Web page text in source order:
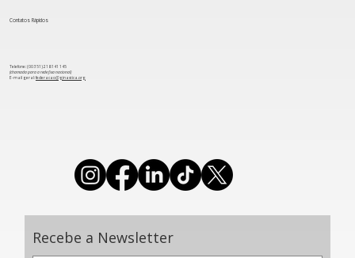
de Oradea
Recebe a Newsletter
Contatos Rápidos
Telefone: (00 351) 218 141 145
(chamada para a rede fixa nacional)
​E-mail geral:federacao@ginastica.org